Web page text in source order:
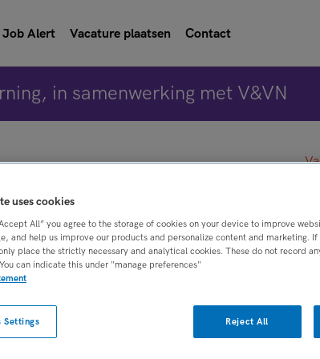
Job Alert Vacature plaatsen Contact
in samenwerking met V&VN
uses cookies
All” you agree to the storage of cookies on your device to improve
and help us improve our products and personalize content and marketing.
place the strictly necessary and analytical cookies. These do not record
can indicate this under "manage preferences"
Reject All
Settings